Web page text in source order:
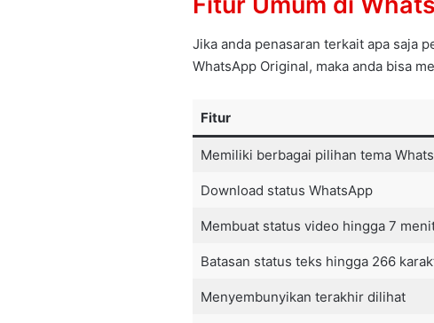
Jika anda penasaran terkait apa saja
WhatsApp Original, maka anda bisa
Fitur
Memiliki berbagai pilihan tema
Download status WhatsApp
Membuat status video hingga 7
Batasan status teks hingga 266
Menyembunyikan terakhir dilihat